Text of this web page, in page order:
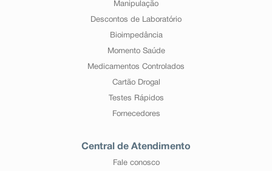
Manipulação
Descontos de Laboratório
Bioimpedância
Momento Saúde
Medicamentos Controlados
Cartão Drogal
Testes Rápidos
Fornecedores
Central de Atendimento
Fale conosco